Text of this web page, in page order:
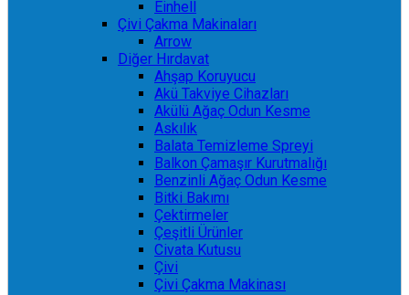
Einhell
Çivi Çakma Makinaları
Arrow
Diğer Hırdavat
Ahşap Koruyucu
Akü Takviye Cihazları
Akülü Ağaç Odun Kesme
Askılık
Balata Temizleme Spreyi
Balkon Çamaşır Kurutmalığı
Benzinli Ağaç Odun Kesme
Bitki Bakımı
Çektirmeler
Çeşitli Ürünler
Civata Kutusu
Çivi
Çivi Çakma Makinası